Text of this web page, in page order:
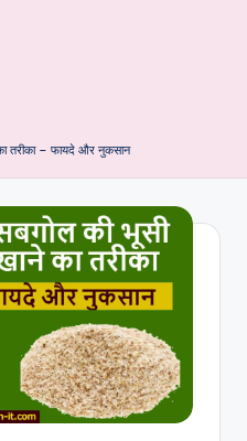
तरीका – फायदे और नुकसान